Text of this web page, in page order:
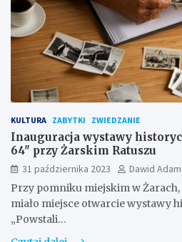
KULTURA ZABYTKI ZWIEDZANIE
Inauguracja wystawy
64" przy Żarskim Ratuszu
31 października 2023
Dawid
Przy pomniku miejskim w
miało miejsce otwarcie wystawy
„Powstali…